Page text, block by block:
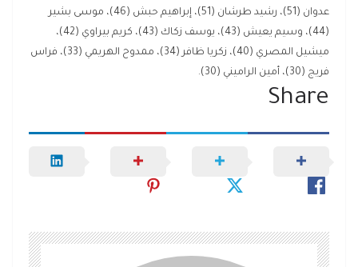
عدوان (51)، رشيد طرشان (51)، إبراهيم حبش (46)، موسى بشير
(44)، وسيم يعيش (43)، يوسف زكاك (43)، كريم بيراوي (42)،
ميشيل المصري (40)، زكريا ظافر (34)، ممدوح الهريمي (33)، فراس
فريج (30)، أمين الراميني (30).
Share